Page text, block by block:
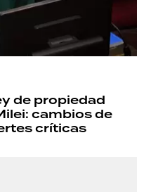
de propiedad
cambios de
críticas